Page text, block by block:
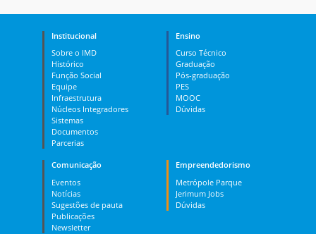
Institucional
Sobre o IMD
Histórico
Função Social
Equipe
Infraestrutura
Núcleos Integradores
Sistemas
Documentos
Parcerias
Ensino
Curso Técnico
Graduação
Pós-graduação
PES
MOOC
Dúvidas
Comunicação
Eventos
Notícias
Sugestões de pauta
Publicações
Newsletter
Empreendedorismo
Metrópole Parque
Jerimum Jobs
Dúvidas